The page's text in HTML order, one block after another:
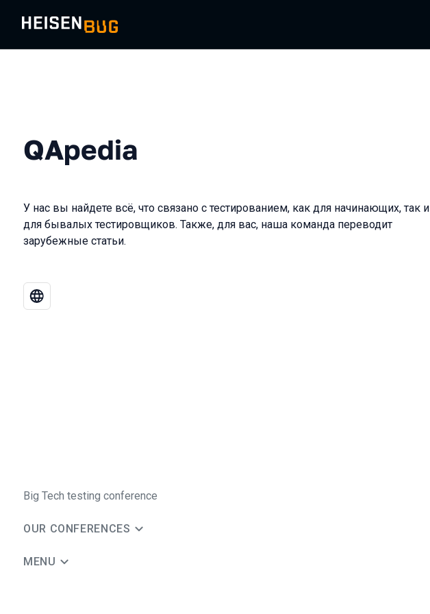
QApedia
У нас вы найдете всё, что связано с тестированием, как для начинающих, так и
для бывалых тестировщиков. Также, для вас, наша команда переводит
зарубежные статьи.
Big Tech testing conference
OUR CONFERENCES
MENU